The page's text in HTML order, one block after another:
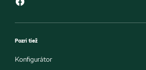
Pozri tiež
Konfigurátor